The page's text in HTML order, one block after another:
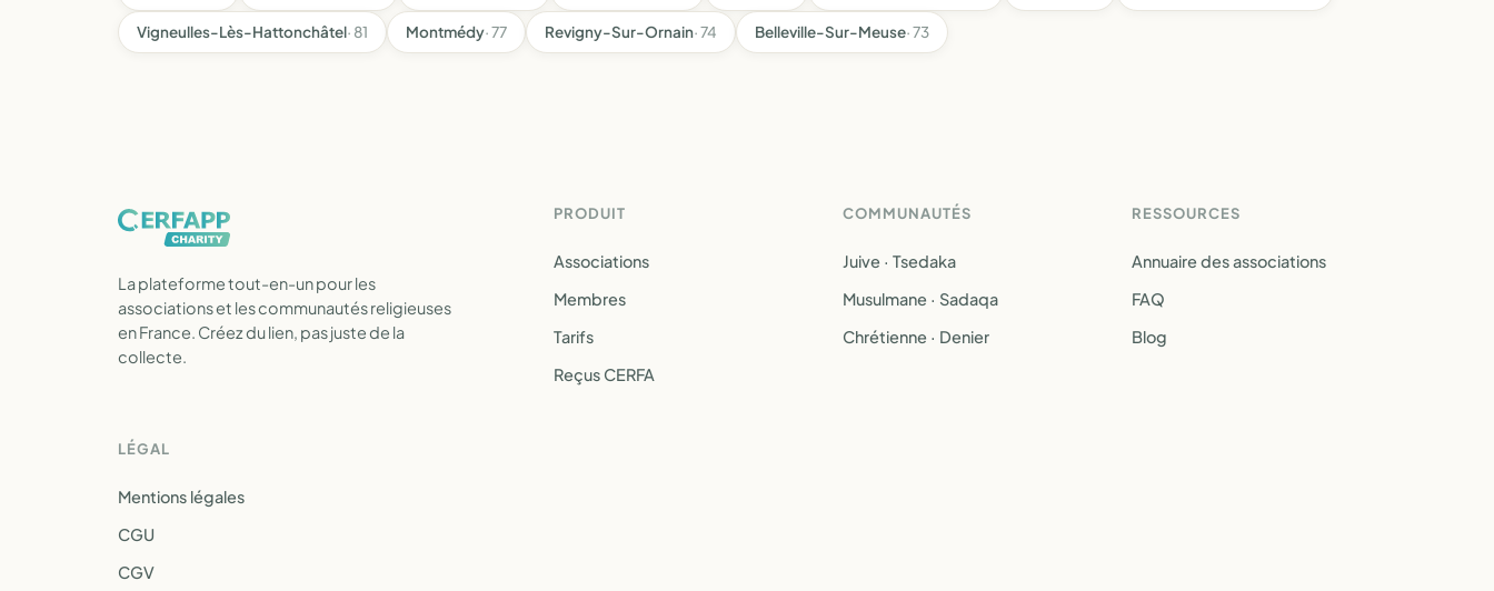
Vigneulles-Lès-Hattonchâtel· 81 Montmédy· 77 Revigny-Sur-Ornain· 74 Belleville-Sur-Meuse· 73
La plateforme tout-en-un pour les
associations et les communautés religieuses
en France. Créez du lien, pas juste de la
collecte.
PRODUIT
Associations
Membres
Tarifs
Reçus CERFA
COMMUNAUTÉS
Juive · Tsedaka
Musulmane · Sadaqa
Chrétienne · Denier
RESSOURCES
Annuaire des associations
FAQ
Blog
LÉGAL
Mentions légales
CGU
CGV